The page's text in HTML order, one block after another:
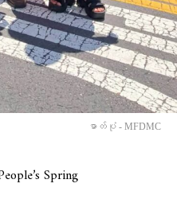
ဓာတ်ပုံ - MFDMC
Spring